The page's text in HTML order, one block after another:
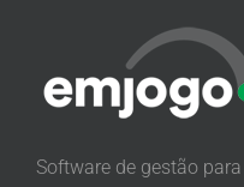
Software de gestão